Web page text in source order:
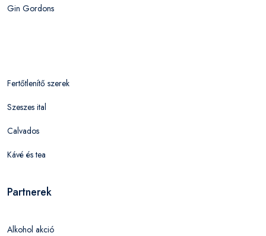
Gin Gordons
Fertőtlenítő szerek
Szeszes ital
Calvados
Kávé és tea
Partnerek
Alkohol akció